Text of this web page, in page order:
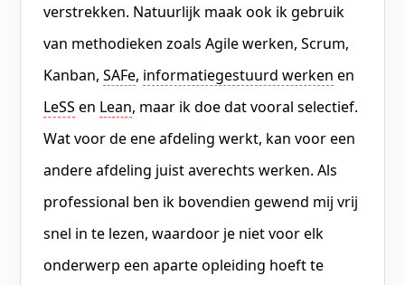
verstrekken. Natuurlijk maak ook ik gebruik
van methodieken zoals Agile werken, Scrum,
Kanban,SAFe, informatiegestuurd werken en
LeSS en Lean, maar ik doe dat vooral selectief.
Wat voor de ene afdeling werkt, kan voor een
andere afdeling juist averechts werken. Als
professional ben ik bovendien gewend mij vrij
snel in te lezen, waardoor je niet voor elk
onderwerp een aparte opleiding hoeft te